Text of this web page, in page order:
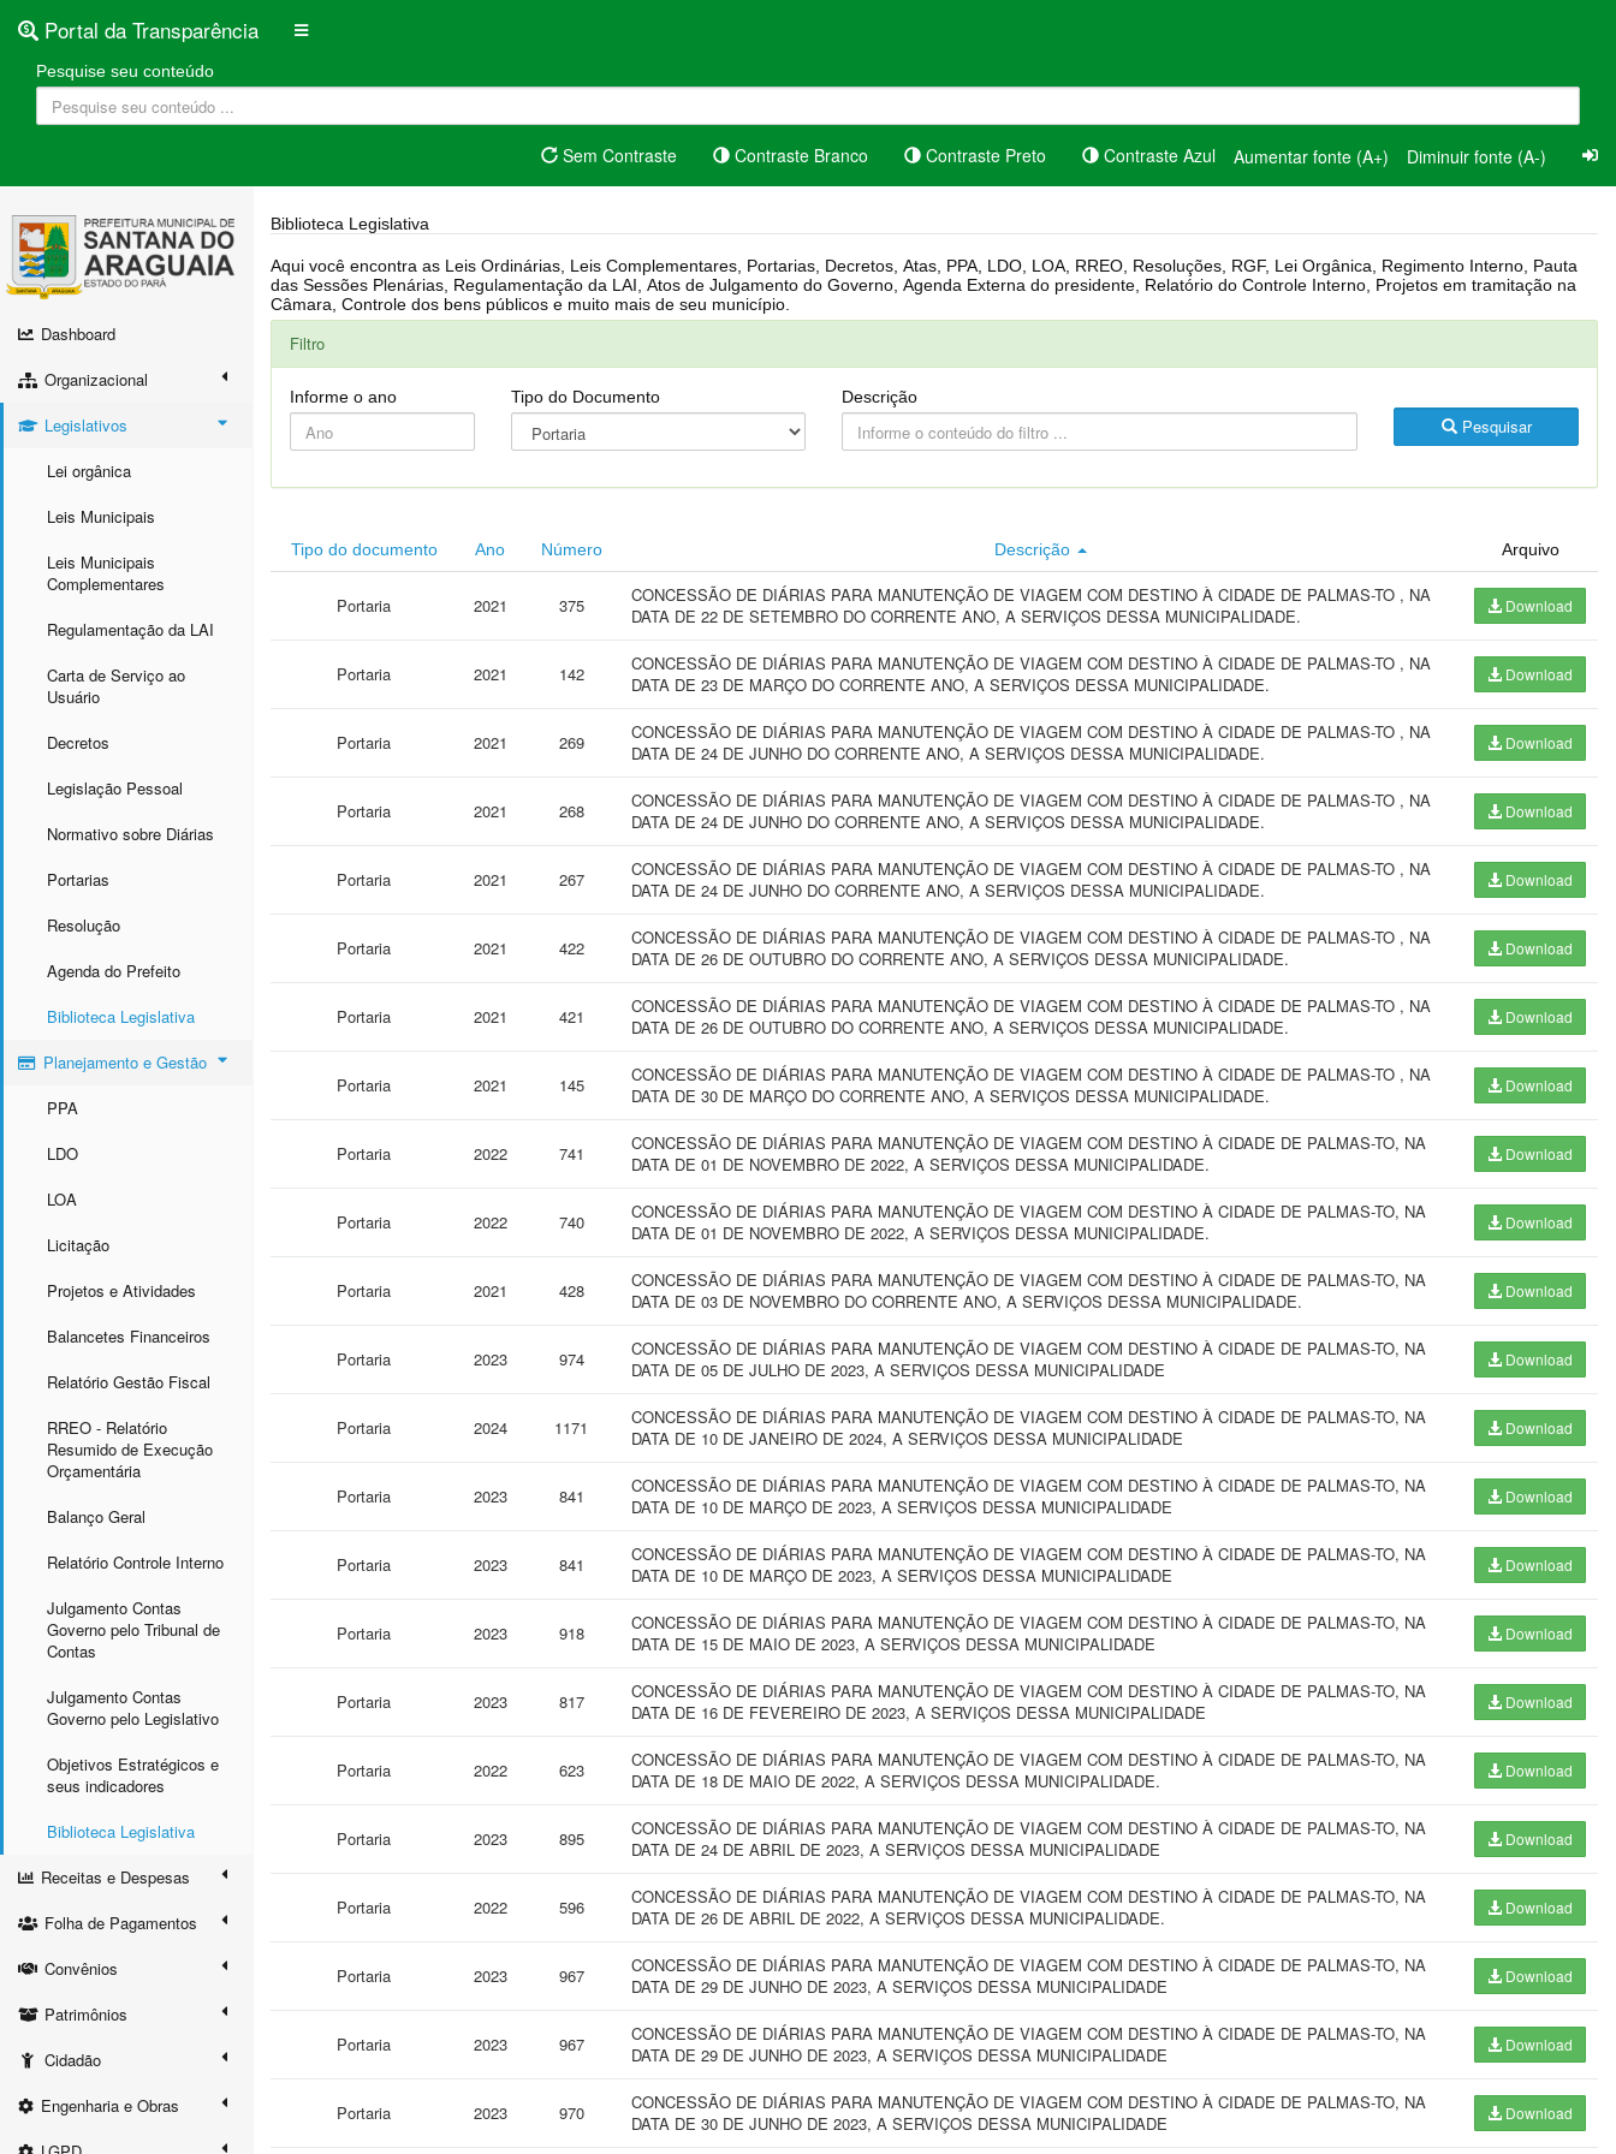
Portal da Transparência
Pesquise seu conteúdo
Sem Contraste Contraste Branco Contraste Preto Contraste Azul Aumentar fonte (A+) Diminuir fonte (A-)
Dashboard
Organizacional
Legislativos
Lei orgânica
Leis Municipais
Leis Municipais
Complementares
Regulamentação da LAI
Carta de Serviço ao
Usuário
Decretos
Legislação Pessoal
Normativo sobre Diárias
Portarias
Resolução
Agenda do Prefeito
Biblioteca Legislativa
Planejamento e Gestão
PPA
LDO
LOA
Licitação
Projetos e Atividades
Balancetes Financeiros
Relatório Gestão Fiscal
RREO - Relatório
Resumido de Execução
Orçamentária
Balanço Geral
Relatório Controle Interno
Julgamento Contas
Governo pelo Tribunal de
Contas
Julgamento Contas
Governo pelo Legislativo
Objetivos Estratégicos e
seus indicadores
Biblioteca Legislativa
Receitas e Despesas
Folha de Pagamentos
Convênios
Patrimônios
Cidadão
Engenharia e Obras
Biblioteca Legislativa
Aqui você encontra as Leis Ordinárias, Leis Complementares, Portarias, Decretos, Atas, PPA, LDO, LOA, RREO, Resoluções, RGF, Lei Orgânica, Regimento Interno, Pauta
das Sessões Plenárias, Regulamentação da LAI, Atos de Julgamento do Governo, Agenda Externa do presidente, Relatório do Controle Interno, Projetos em tramitação na
Câmara, Controle dos bens públicos e muito mais de seu município.
Filtro
Informe o ano Tipo do Documento Descrição
Pesquisar
Tipo do documento Ano Número Descrição Arquivo
Portaria 2021 375
CONCESSÃO DE DIÁRIAS PARA MANUTENÇÃO DE VIAGEM COM DESTINO À CIDADE DE PALMAS-TO , NA
DATA DE 22 DE SETEMBRO DO CORRENTE ANO, A SERVIÇOS DESSA MUNICIPALIDADE.
Download
Portaria 2021 142
CONCESSÃO DE DIÁRIAS PARA MANUTENÇÃO DE VIAGEM COM DESTINO À CIDADE DE PALMAS-TO , NA
DATA DE 23 DE MARÇO DO CORRENTE ANO, A SERVIÇOS DESSA MUNICIPALIDADE.
Download
Portaria 2021 269
CONCESSÃO DE DIÁRIAS PARA MANUTENÇÃO DE VIAGEM COM DESTINO À CIDADE DE PALMAS-TO , NA
DATA DE 24 DE JUNHO DO CORRENTE ANO, A SERVIÇOS DESSA MUNICIPALIDADE.
Download
Portaria 2021 268
CONCESSÃO DE DIÁRIAS PARA MANUTENÇÃO DE VIAGEM COM DESTINO À CIDADE DE PALMAS-TO , NA
DATA DE 24 DE JUNHO DO CORRENTE ANO, A SERVIÇOS DESSA MUNICIPALIDADE.
Download
Portaria 2021 267
CONCESSÃO DE DIÁRIAS PARA MANUTENÇÃO DE VIAGEM COM DESTINO À CIDADE DE PALMAS-TO , NA
DATA DE 24 DE JUNHO DO CORRENTE ANO, A SERVIÇOS DESSA MUNICIPALIDADE.
Download
Portaria 2021 422
CONCESSÃO DE DIÁRIAS PARA MANUTENÇÃO DE VIAGEM COM DESTINO À CIDADE DE PALMAS-TO , NA
DATA DE 26 DE OUTUBRO DO CORRENTE ANO, A SERVIÇOS DESSA MUNICIPALIDADE.
Download
Portaria 2021 421
CONCESSÃO DE DIÁRIAS PARA MANUTENÇÃO DE VIAGEM COM DESTINO À CIDADE DE PALMAS-TO , NA
DATA DE 26 DE OUTUBRO DO CORRENTE ANO, A SERVIÇOS DESSA MUNICIPALIDADE.
Download
Portaria 2021 145
CONCESSÃO DE DIÁRIAS PARA MANUTENÇÃO DE VIAGEM COM DESTINO À CIDADE DE PALMAS-TO , NA
DATA DE 30 DE MARÇO DO CORRENTE ANO, A SERVIÇOS DESSA MUNICIPALIDADE.
Download
Portaria 2022 741
CONCESSÃO DE DIÁRIAS PARA MANUTENÇÃO DE VIAGEM COM DESTINO À CIDADE DE PALMAS-TO, NA
DATA DE 01 DE NOVEMBRO DE 2022, A SERVIÇOS DESSA MUNICIPALIDADE.
Download
Portaria 2022 740
CONCESSÃO DE DIÁRIAS PARA MANUTENÇÃO DE VIAGEM COM DESTINO À CIDADE DE PALMAS-TO, NA
DATA DE 01 DE NOVEMBRO DE 2022, A SERVIÇOS DESSA MUNICIPALIDADE.
Download
Portaria 2021 428
CONCESSÃO DE DIÁRIAS PARA MANUTENÇÃO DE VIAGEM COM DESTINO À CIDADE DE PALMAS-TO, NA
DATA DE 03 DE NOVEMBRO DO CORRENTE ANO, A SERVIÇOS DESSA MUNICIPALIDADE.
Download
Portaria 2023 974
CONCESSÃO DE DIÁRIAS PARA MANUTENÇÃO DE VIAGEM COM DESTINO À CIDADE DE PALMAS-TO, NA
DATA DE 05 DE JULHO DE 2023, A SERVIÇOS DESSA MUNICIPALIDADE
Download
Portaria 2024 1171
CONCESSÃO DE DIÁRIAS PARA MANUTENÇÃO DE VIAGEM COM DESTINO À CIDADE DE PALMAS-TO, NA
DATA DE 10 DE JANEIRO DE 2024, A SERVIÇOS DESSA MUNICIPALIDADE
Download
Portaria 2023 841
CONCESSÃO DE DIÁRIAS PARA MANUTENÇÃO DE VIAGEM COM DESTINO À CIDADE DE PALMAS-TO, NA
DATA DE 10 DE MARÇO DE 2023, A SERVIÇOS DESSA MUNICIPALIDADE
Download
Portaria 2023 841
CONCESSÃO DE DIÁRIAS PARA MANUTENÇÃO DE VIAGEM COM DESTINO À CIDADE DE PALMAS-TO, NA
DATA DE 10 DE MARÇO DE 2023, A SERVIÇOS DESSA MUNICIPALIDADE
Download
Portaria 2023 918
CONCESSÃO DE DIÁRIAS PARA MANUTENÇÃO DE VIAGEM COM DESTINO À CIDADE DE PALMAS-TO, NA
DATA DE 15 DE MAIO DE 2023, A SERVIÇOS DESSA MUNICIPALIDADE
Download
Portaria 2023 817
CONCESSÃO DE DIÁRIAS PARA MANUTENÇÃO DE VIAGEM COM DESTINO À CIDADE DE PALMAS-TO, NA
DATA DE 16 DE FEVEREIRO DE 2023, A SERVIÇOS DESSA MUNICIPALIDADE
Download
Portaria 2022 623
CONCESSÃO DE DIÁRIAS PARA MANUTENÇÃO DE VIAGEM COM DESTINO À CIDADE DE PALMAS-TO, NA
DATA DE 18 DE MAIO DE 2022, A SERVIÇOS DESSA MUNICIPALIDADE.
Download
Portaria 2023 895
CONCESSÃO DE DIÁRIAS PARA MANUTENÇÃO DE VIAGEM COM DESTINO À CIDADE DE PALMAS-TO, NA
DATA DE 24 DE ABRIL DE 2023, A SERVIÇOS DESSA MUNICIPALIDADE
Download
Portaria 2022 596
CONCESSÃO DE DIÁRIAS PARA MANUTENÇÃO DE VIAGEM COM DESTINO À CIDADE DE PALMAS-TO, NA
DATA DE 26 DE ABRIL DE 2022, A SERVIÇOS DESSA MUNICIPALIDADE.
Download
Portaria 2023 967
CONCESSÃO DE DIÁRIAS PARA MANUTENÇÃO DE VIAGEM COM DESTINO À CIDADE DE PALMAS-TO, NA
DATA DE 29 DE JUNHO DE 2023, A SERVIÇOS DESSA MUNICIPALIDADE
Download
Portaria 2023 967
CONCESSÃO DE DIÁRIAS PARA MANUTENÇÃO DE VIAGEM COM DESTINO À CIDADE DE PALMAS-TO, NA
DATA DE 29 DE JUNHO DE 2023, A SERVIÇOS DESSA MUNICIPALIDADE
Download
Portaria 2023 970
CONCESSÃO DE DIÁRIAS PARA MANUTENÇÃO DE VIAGEM COM DESTINO À CIDADE DE PALMAS-TO, NA
DATA DE 30 DE JUNHO DE 2023, A SERVIÇOS DESSA MUNICIPALIDADE
Download